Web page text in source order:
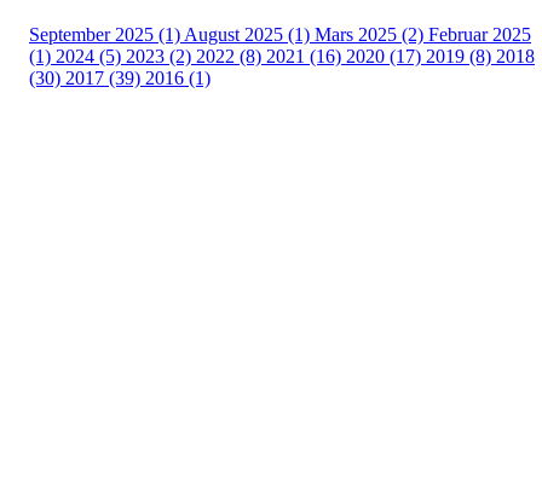
September 2025 (1) August 2025 (1) Mars 2025 (2) Februar 2025
(1) 2024 (5) 2023 (2) 2022 (8) 2021 (16) 2020 (17) 2019 (8) 2018
(30) 2017 (39) 2016 (1)